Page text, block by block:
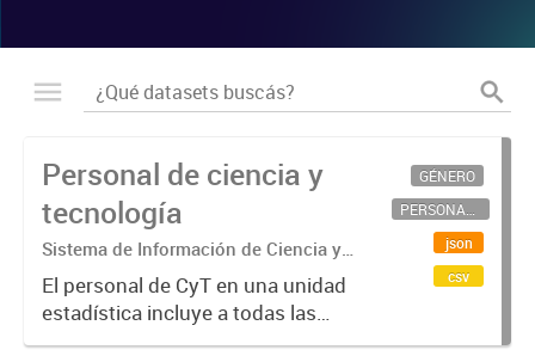
Personal de ciencia y
tecnología
Sistema de Información de Ciencia y
Tecnología Argentino (SICYTAR)
El personal de CyT en una unidad
estadística incluye a todas las
personas involucradas
GÉNERO
PERSONAL CIENTÍFICO-TECNOLÓGICO
json
csv